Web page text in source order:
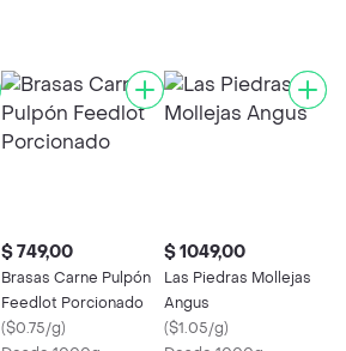
$ 749,00
Brasas Carne Pulpón
Feedlot Porcionado
($0.75/g)
$ 1049,00
Las Piedras Mollejas
Angus
($1.05/g)